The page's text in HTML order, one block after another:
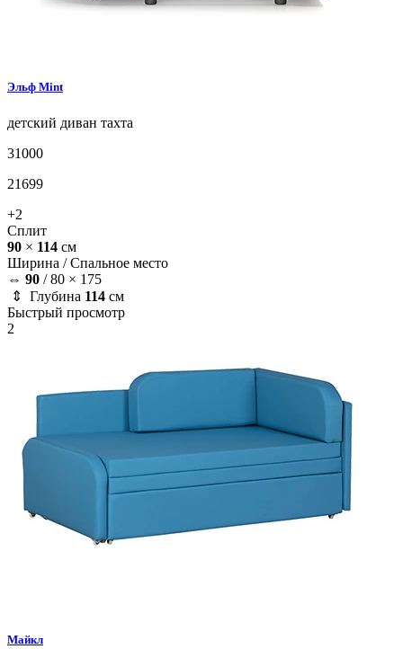
Эльф Mint
детский диван тахта
31000
21699
+2
Сплит
90 × 114 см
Ширина /Спальное место
⇔ 90 /80 × 175
⇕ Глубина 114 см
Быстрый просмотр
2
Майкл